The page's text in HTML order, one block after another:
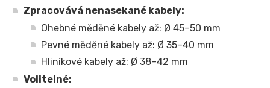
Zpracovává nenasekané kabely:
Ohebné měděné kabely až: Ø 45–50 mm
Pevné měděné kabely až: Ø 35–40 mm
Hliníkové kabely až: Ø 38–42 mm
Volitelné: